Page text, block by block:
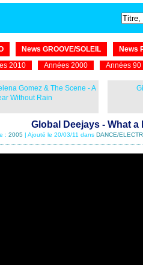
News GROOVE/SOLEIL News
2010 Années 2000 Années 90
Gomez & The Scene - A
Without Rain
Global Deejays - What a
: 2005| Ajouté le 20/03/11 dans DANCE/